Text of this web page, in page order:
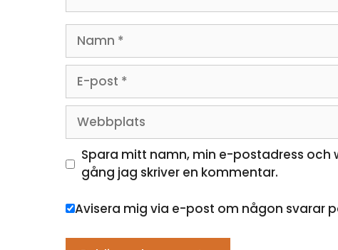
Namn
post
Webbplats
Spara mitt namn, min e-postadress
gång jag skriver en kommentar.
Avisera mig via e-post om någon svarar